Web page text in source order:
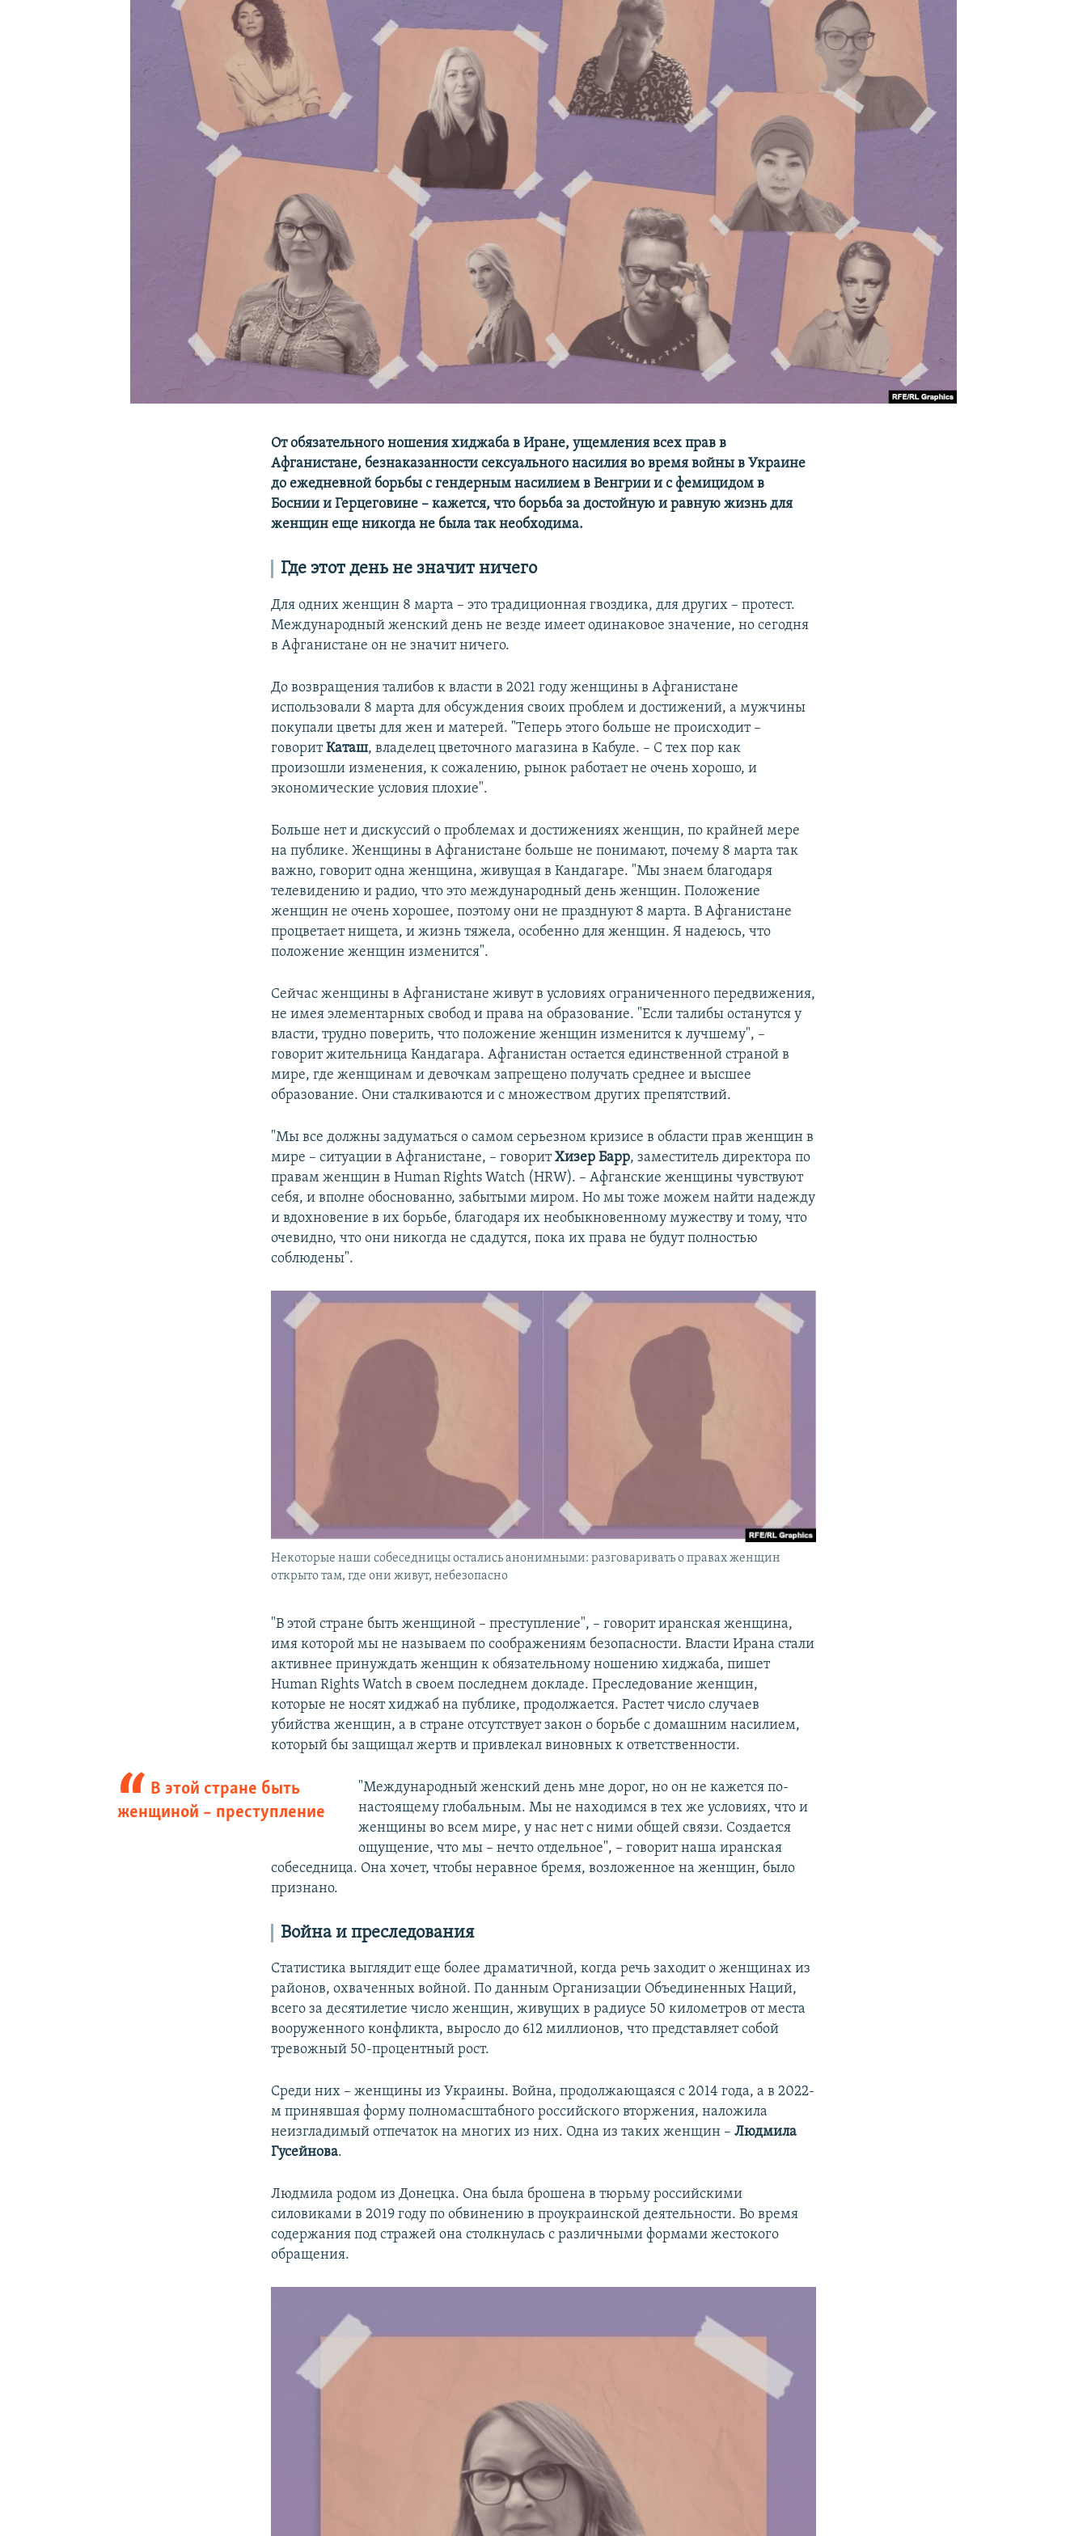
От обязательного ношения хиджаба в Иране, ущемления всех прав в
Афганистане, безнаказанности сексуального насилия во время войны в Украине
до ежедневной борьбы с гендерным насилием в Венгрии и с фемицидом в
Боснии и Герцеговине – кажется, что борьба за достойную и равную жизнь для
женщин еще никогда не была так необходима.
Где этот день не значит ничего
Для одних женщин 8 марта – это традиционная гвоздика, для других – протест.
Международный женский день не везде имеет одинаковое значение, но сегодня
в Афганистане он не значит ничего.
До возвращения талибов к власти в 2021 году женщины в Афганистане
использовали 8 марта для обсуждения своих проблем и достижений, а мужчины
покупали цветы для жен и матерей. "Теперь этого больше не происходит –
говоритКаташ, владелец цветочного магазина в Кабуле. – С тех пор как
произошли изменения, к сожалению, рынок работает не очень хорошо, и
экономические условия плохие".
Больше нет и дискуссий о проблемах и достижениях женщин, по крайней мере
на публике. Женщины в Афганистане больше не понимают, почему 8 марта так
важно, говорит одна женщина, живущая в Кандагаре. "Мы знаем благодаря
телевидению и радио, что это международный день женщин. Положение
женщин не очень хорошее, поэтому они не празднуют 8 марта. В Афганистане
процветает нищета, и жизнь тяжела, особенно для женщин. Я надеюсь, что
положение женщин изменится".
Сейчас женщины в Афганистане живут в условиях ограниченного передвижения,
не имея элементарных свобод и права на образование. "Если талибы останутся у
власти, трудно поверить, что положение женщин изменится к лучшему", –
говорит жительница Кандагара. Афганистан остается единственной страной в
мире, где женщинам и девочкам запрещено получать среднее и высшее
образование. Они сталкиваются и с множеством других препятствий.
"Мы все должны задуматься о самом серьезном кризисе в области прав женщин в
мире – ситуации в Афганистане, – говоритХизер Барр, заместитель директора по
правам женщин в Human Rights Watch (HRW). – Афганские женщины чувствуют
себя, и вполне обоснованно, забытыми миром. Но мы тоже можем найти надежду
и вдохновение в их борьбе, благодаря их необыкновенному мужеству и тому, что
очевидно, что они никогда не сдадутся, пока их права не будут полностью
соблюдены".
Некоторые наши собеседницы остались анонимными: разговаривать о правах женщин
открыто там, где они живут, небезопасно
"В этой стране быть женщиной – преступление", – говорит иранская женщина,
имя которой мы не называем по соображениям безопасности. Власти Ирана стали
активнее принуждать женщин к обязательному ношению хиджаба, пишет
Human Rights Watch в своем последнем докладе. Преследование женщин,
которые не носят хиджаб на публике, продолжается. Растет число случаев
убийства женщин, а в стране отсутствует закон о борьбе с домашним насилием,
который бы защищал жертв и привлекал виновных к ответственности.
В этой стране быть
женщиной – преступление
"Международный женский день мне дорог, но он не кажется по-
настоящему глобальным. Мы не находимся в тех же условиях, что и
женщины во всем мире, у нас нет с ними общей связи. Создается
ощущение, что мы – нечто отдельное", – говорит наша иранская
собеседница. Она хочет, чтобы неравное бремя, возложенное на женщин, было
признано.
Война и преследования
Статистика выглядит еще более драматичной, когда речь заходит о женщинах из
районов, охваченных войной. По данным Организации Объединенных Наций,
всего за десятилетие число женщин, живущих в радиусе 50 километров от места
вооруженного конфликта, выросло до 612 миллионов, что представляет собой
тревожный 50-процентный рост.
Среди них – женщины из Украины. Война, продолжающаяся с 2014 года, а в 2022-
м принявшая форму полномасштабного российского вторжения, наложила
неизгладимый отпечаток на многих из них. Одна из таких женщин –Людмила
Гусейнова.
Людмила родом из Донецка. Она была брошена в тюрьму российскими
силовиками в 2019 году по обвинению в проукраинской деятельности. Во время
содержания под стражей она столкнулась с различными формами жестокого
обращения.